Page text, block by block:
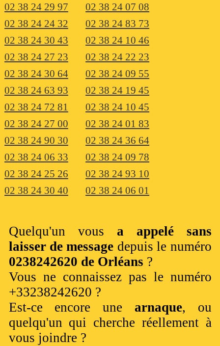
02 38 24 29 97
02 38 24 07 08
02 38 24 24 32
02 38 24 83 73
02 38 24 30 43
02 38 24 10 46
02 38 24 27 23
02 38 24 22 23
02 38 24 30 64
02 38 24 09 55
02 38 24 63 93
02 38 24 19 45
02 38 24 72 81
02 38 24 10 45
02 38 24 27 00
02 38 24 01 83
02 38 24 90 30
02 38 24 36 64
02 38 24 06 33
02 38 24 09 78
02 38 24 25 26
02 38 24 93 10
02 38 24 30 40
02 38 24 06 01
Quelqu'un vous a appelé sans
laisser de message depuis le numéro
0238242620 de Orléans ?
Vous ne connaissez pas le numéro
+33238242620 ?
Est-ce encore une arnaque, ou
quelqu'un qui cherche réellement à
vous joindre ?